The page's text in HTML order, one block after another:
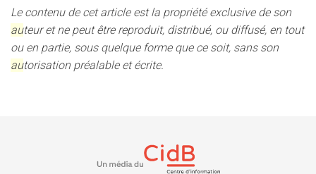
Le contenu de cet article est la propriété exclusive de son
auteur et ne peut être reproduit, distribué, ou diffusé, en tout
ou en partie, sous quelque forme que ce soit, sans son
autorisation préalable et écrite.